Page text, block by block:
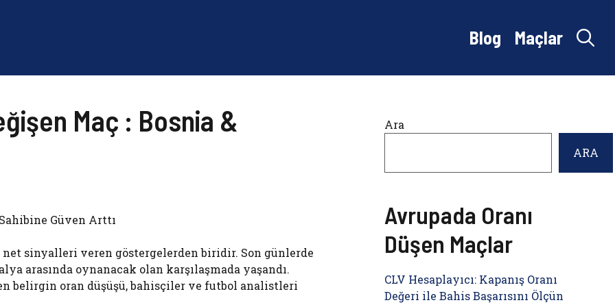
Blog Maçlar
Maç : Bosnia &
Güven Arttı
net sinyalleri veren göstergelerden biridir. Son günlerde
arasında oynanacak olan karşılaşmada yaşandı.
belirgin oran düşüşü, bahisçiler ve futbol analistleri
Ara
ARA
Avrupada Oranı
Düşen Maçlar
CLV Hesaplayıcı: Kapanış Oranı
Değeri ile Bahis Başarısını Ölçün